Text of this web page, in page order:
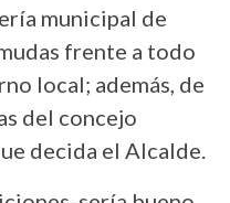
municipal de
frente a todo
local; además, de
del concejo
decida el Alcalde.